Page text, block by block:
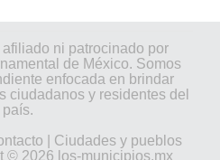
ni patrocinado por
de México. Somos
enfocada en brindar
ciudadanos y residentes del
país.
Ciudades y pueblos
© 2026 los-municipios.mx